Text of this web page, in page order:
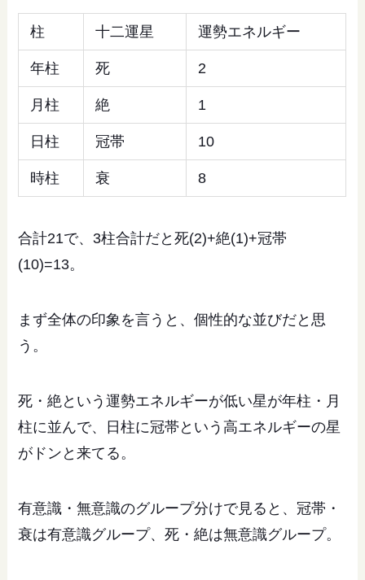
柱 十二運星 運勢エネルギー
年柱 死 2
月柱 絶 1
日柱 冠帯 10
時柱 衰 8
合計21で、3柱合計だと死(2)+絶(1)+冠帯
(10)=13。
まず全体の印象を言うと、個性的な並びだと思
う。
死・絶という運勢エネルギーが低い星が年柱・月
柱に並んで、日柱に冠帯という高エネルギーの星
がドンと来てる。
有意識・無意識のグループ分けで見ると、冠帯・
衰は有意識グループ、死・絶は無意識グループ。